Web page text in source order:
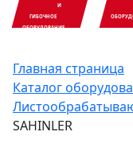
И
ГИБОЧНОЕ
ОБОРУДОВАНИЕ
Главная страница
Каталог
SAHINLER